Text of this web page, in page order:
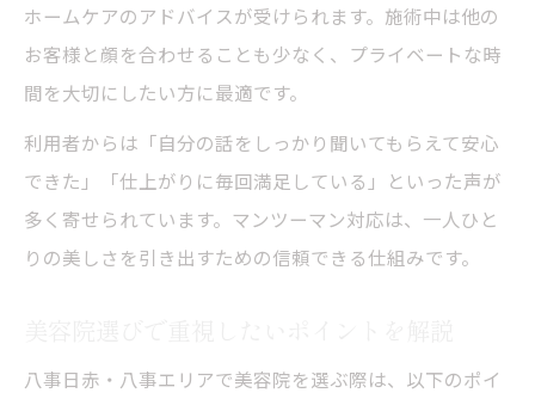
ホームケアのアドバイスが受けられます。施術中は他の
お客様と顔を合わせることも少なく、プライベートな時
間を大切にしたい方に最適です。
利用者からは「自分の話をしっかり聞いてもらえて安心
できた」「仕上がりに毎回満足している」といった声が
多く寄せられています。マンツーマン対応は、一人ひと
りの美しさを引き出すための信頼できる仕組みです。
八事日赤・八事エリアで美容院を選ぶ際は、以下のポイ